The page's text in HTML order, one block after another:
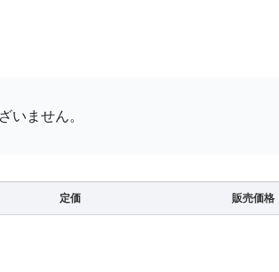
いません。
定価 販売価格